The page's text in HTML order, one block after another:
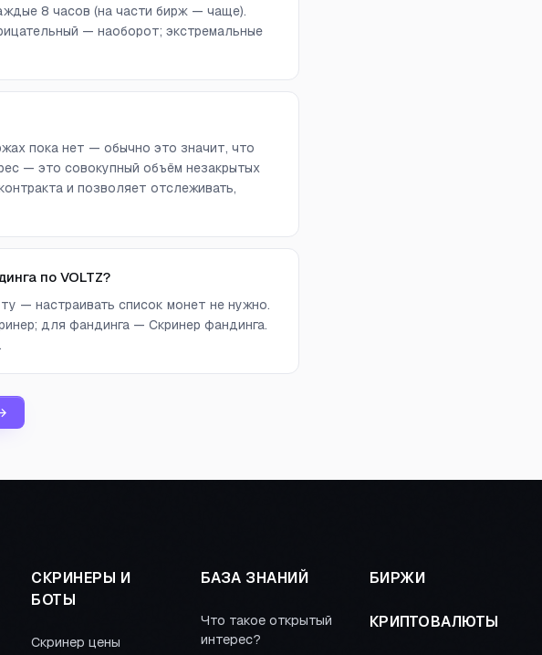
8 часов (на части бирж — чаще).
— наоборот; экстремальные
пока нет — обычно это значит, что
— это совокупный объём незакрытых
и позволяет отслеживать,
по VOLTZ?
— настраивать список монет не нужно.
для фандинга — Скринер фандинга.
СКРИНЕРЫ И
БОТЫ
Скринер цены
БАЗА ЗНАНИЙ
Что такое открытый
интерес?
БИРЖИ
КРИПТОВАЛЮТЫ